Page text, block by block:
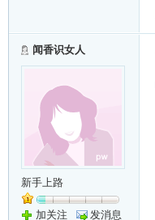
闻香识女人
新手上路
加关注 发消息